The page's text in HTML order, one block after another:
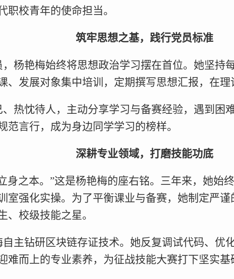
职校青年的使命担当。
筑牢思想之基，践行党员标准
杨艳梅始终将思想政治学习摆在首位。她坚持
、发展对象集中培训，定期撰写思想汇报，在理
热忱待人，主动分享学习与备赛经验，遇到困
范言行，成为身边同学学习的榜样。
深耕专业领域，打磨技能功底
身之本。”这是杨艳梅的座右铭。三年来，她始
室强化实操。为了平衡课业与备赛，她制定严
、校级技能之星。
主钻研区块链存证技术。她反复调试代码、优
难而上的专业素养，为征战技能大赛打下坚实基